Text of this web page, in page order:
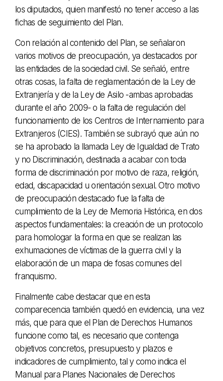
los diputados, quien manifestó no tener acceso a las
fichas de seguimiento del Plan.
Con relación al contenido del Plan, se señalaron
varios motivos de preocupación, ya destacados por
las entidades de la sociedad civil. Se señaló, entre
otras cosas, la falta de reglamentación de la Ley de
Extranjería y de la Ley de Asilo -ambas aprobadas
durante el año 2009- o la falta de regulación del
funcionamiento de los Centros de Internamiento para
Extranjeros (CIES). También se subrayó que aún no
se ha aprobado la llamada Ley de Igualdad de Trato
y no Discriminación, destinada a acabar con toda
forma de discriminación por motivo de raza, religión,
edad, discapacidad u orientación sexual. Otro motivo
de preocupación destacado fue la falta de
cumplimiento de la Ley de Memoria Histórica, en dos
aspectos fundamentales: la creación de un protocolo
para homologar la forma en que se realizan las
exhumaciones de víctimas de la guerra civil y la
elaboración de un mapa de fosas comunes del
franquismo.
Finalmente cabe destacar que en esta
comparecencia también quedó en evidencia, una vez
más, que para que el Plan de Derechos Humanos
funcione como tal, es necesario que contenga
objetivos concretos, presupuesto y plazos e
indicadores de cumplimiento, tal y como indica el
Manual para Planes Nacionales de Derechos